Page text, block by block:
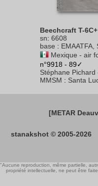
Beechcraft T-
sn: 6608
base : EMAATFA,
Mexique - air
n°9918 - 89✓
Stéphane Pichard
MMSM : Santa
[METAR
stanakshot © 2005-2026
"Aucune reproduction, même partielle,
propriété intellectuelle, ne peut être